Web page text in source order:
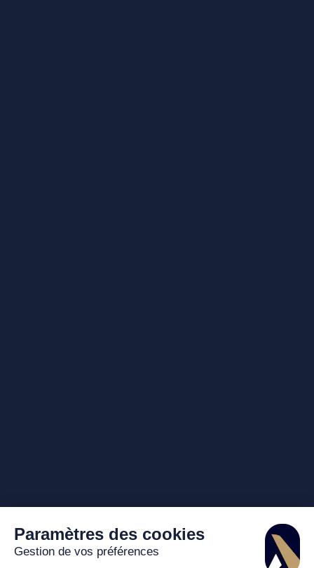
Paramètres des cookies
Gestion de vos préférences